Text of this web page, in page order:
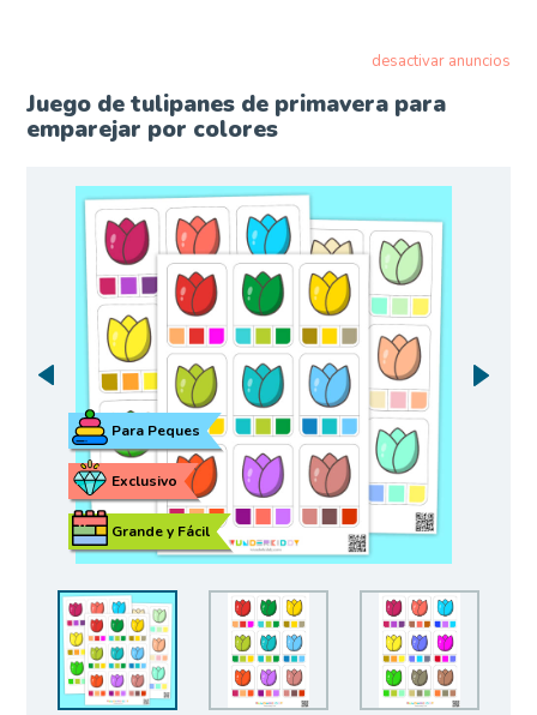
desactivar anuncios
Juego de tulipanes de primavera para
emparejar por colores
Grande y Fácil
Exclusivo
Para Peques